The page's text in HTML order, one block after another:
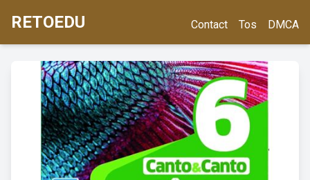
RETOEDU Contact Tos DMCA